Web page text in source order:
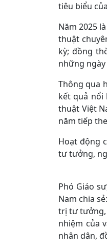
tiêu biểu
Năm 2025
thuật
kỳ; đồng
những
Thông qua
kết quả nổi
thuật Việt
năm tiếp
Hoạt động
tư tưởng,
Phó Giáo
Nam chia
trị tư tưởng,
nhiệm của
nhân dân,